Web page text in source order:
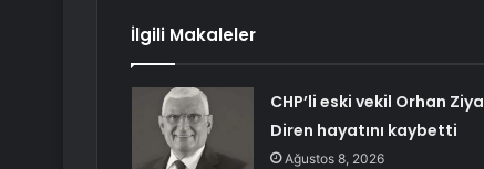
İlgili Makaleler
CHP’li eski vekil Orhan Ziya
Diren hayatını kaybetti
Ağustos 8, 2026